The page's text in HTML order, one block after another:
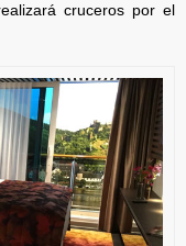
cruceros por el